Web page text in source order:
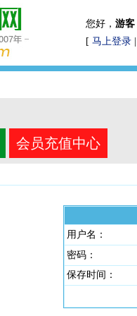
您好， 游客
[ 马上登录
会员充值中心
用户名：
密码：
保存时间：